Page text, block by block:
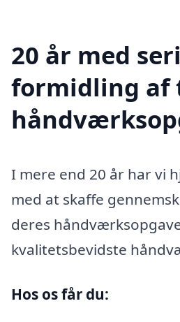
20 år med
formidling af
I mere end 20 år har vi
med at skaffe
deres
kvalitetsbevidste
Hos os får du: